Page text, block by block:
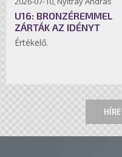
U16: BRONZÉREMMEL
ZÁRTÁK AZ IDÉNYT
Értékelő.